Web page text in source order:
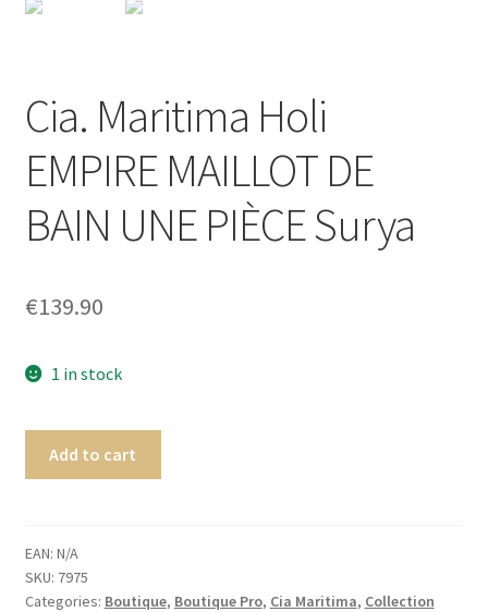
Marques
Femme
Homme
Maillot de bain Femme
Cia. Maritima Holi
EMPIRE MAILLOT DE
BAIN UNE PIÈCE Surya
€139.90
1 in stock
Add to cart
EAN: N/A
SKU: 7975
Categories: Boutique, Boutique Pro, Cia Maritima, Collection